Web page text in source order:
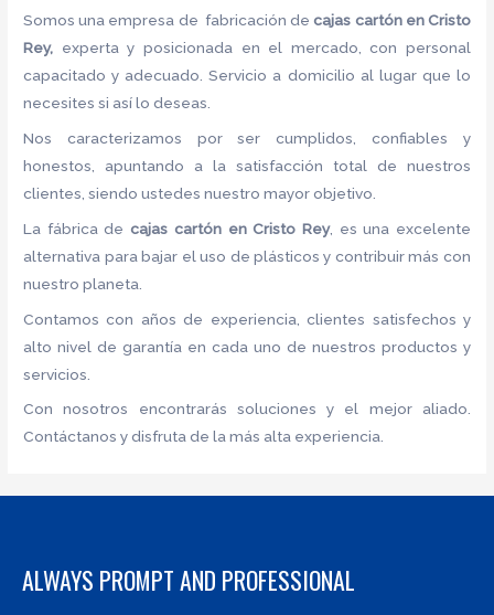
Somos una empresa de fabricación decajas cartónen Cristo
Rey, experta y posicionada en el mercado, con personal
capacitado y adecuado. Servicio a domicilio al lugar que lo
necesites si así lo deseas.
Nos caracterizamos por ser cumplidos, confiables y
honestos, apuntando a la satisfacción total de nuestros
clientes, siendo ustedes nuestro mayor objetivo.
La fábrica decajas cartón en Cristo Rey, es una excelente
alternativa para bajar el uso de plásticos y contribuir más con
nuestro planeta.
Contamos con años de experiencia, clientes satisfechos y
alto nivel de garantía en cada uno de nuestros productos y
servicios.
Con nosotros encontrarás soluciones y el mejor aliado.
Contáctanos y disfruta de la más alta experiencia.
ALWAYS PROMPT AND PROFESSIONAL